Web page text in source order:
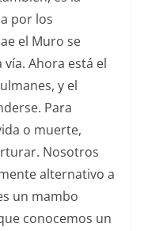
por los
el Muro se
Ahora está el
y el
Para
o muerte,
Nosotros
alternativo a
un mambo
conocemos un